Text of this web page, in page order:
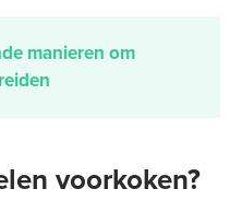
manieren om
voorkoken?